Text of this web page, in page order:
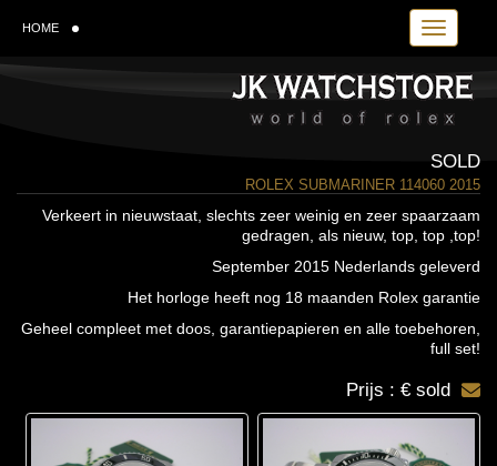
Toggle
HOME
SOLD
ROLEX SUBMARINER 114060 2015
Verkeert in nieuwstaat, slechts zeer weinig en zeer spaarzaam
gedragen, als nieuw, top, top ,top!
September 2015 Nederlands geleverd
Het horloge heeft nog 18 maanden Rolex garantie
Geheel compleet met doos, garantiepapieren en alle toebehoren,
full set!
Prijs : € sold